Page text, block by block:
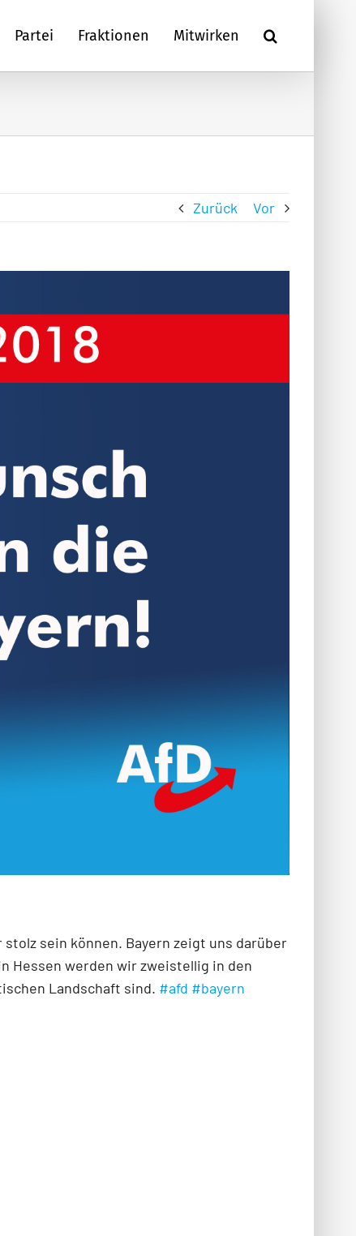
Partei Fraktionen Mitwirken
Zurück Vor
sein können. Bayern zeigt uns darüber
Hessen werden wir zweistellig in den
Landschaft sind. #afd #bayern